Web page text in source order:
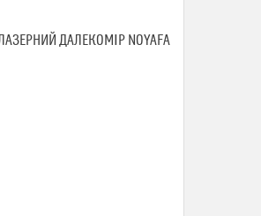
ДАЛЕКОМІР NOYAFA